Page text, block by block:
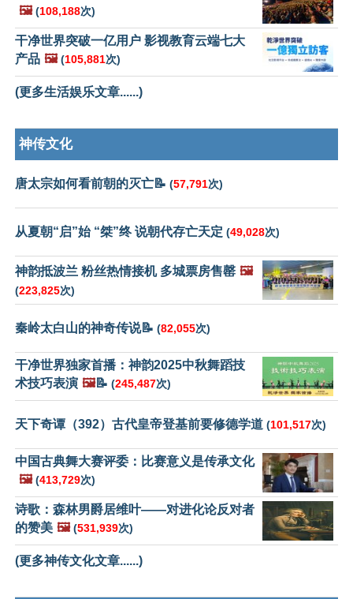
🖼️ (108,188次)
干净世界突破一亿用户 影视教育云端七大
产品 🖼️ (105,881次)
(更多生活娱乐文章......)
神传文化
唐太宗如何看前朝的灭亡📝 (57,791次)
从夏朝“启”始 “桀”终 说朝代存亡天定 (49,028次)
神韵抵波兰 粉丝热情接机 多城票房售罄 🖼️
(223,825次)
秦岭太白山的神奇传说📝 (82,055次)
干净世界独家首播：神韵2025中秋舞蹈技
术技巧表演 🖼️📝 (245,487次)
天下奇谭（392）古代皇帝登基前要修德学道 (101,517次)
中国古典舞大赛评委：比赛意义是传承文化
🖼️ (413,729次)
诗歌：森林男爵居维叶——对进化论反对者
的赞美 🖼️ (531,939次)
(更多神传文化文章......)